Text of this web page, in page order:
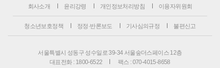
회사소개 윤리강령 개인정보처리방침 이용자위원회
청소년보호정책 정정·반론보도 기사심의규정 불편신고
서울특별시 성동구 성수일로 39-34 서울숲더스페이스 12층
대표전화 : 1800-6522
팩스 : 070-4015-8658